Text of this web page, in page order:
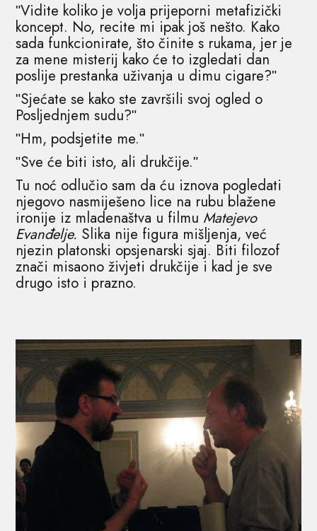
ʺVidite koliko je volja prijeporni metafizički
koncept. No, recite mi ipak još nešto. Kako
sada funkcionirate, što činite s rukama, jer je
za mene misterij kako će to izgledati dan
poslije prestanka uživanja u dimu cigare?ʺ
ʺSjećate se kako ste završili svoj ogled o
Posljednjem sudu?ʺ
ʺHm, podsjetite me.ʺ
ʺSve će biti isto, ali drukčije.ʺ
Tu noć odlučio sam da ću iznova pogledati
njegovo nasmiješeno lice na rubu blažene
ironije iz mladenaštva u filmu Matejevo
Evanđelje. Slika nije figura mišljenja, već
njezin platonski opsjenarski sjaj. Biti filozof
znači misaono živjeti drukčije i kad je sve
drugo isto i prazno.